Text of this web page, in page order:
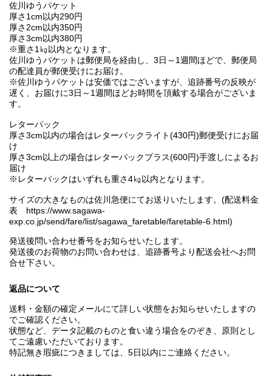
佐川ゆうパケット
厚さ1cm以内290円
厚さ2cm以内350円
厚さ3cm以内380円
※重さ1㎏以内となります。
佐川ゆうパケットは郵便局を経由し、3日～1週間ほどで、郵便局
の配達員が郵便受けにお届け。
※佐川ゆうパケットは安価ではございますが、追跡番号の反映が
遅く、お届けに3日～1週間ほどお時間を頂戴する場合がございま
す。
レターパック
厚さ3cm以内の場合はレターパックライト(430円)郵便受けにお届
け
厚さ3cm以上の場合はレターパックプラス(600円)手渡しによるお
届け
※レターパックはいずれも重さ4㎏以内となります。
サイズの大きなものは佐川急便にてお送りいたします。(配送料金
表 https://www.sagawa-
exp.co.jp/send/fare/list/sagawa_faretable/faretable-6.html)
発送後問い合わせ番号をお知らせいたします。
発送後のお荷物のお問い合わせは、追跡番号より配送会社へお問
合せ下さい。
返品について
送料・金額の確定メールにて詳しい状態をお知らせいたしますの
でご確認ください。
状態など、データ記載のものと食い違う場合をのぞき、原則とし
てご遠慮いただいております。
特記無き瑕疵につきましては、5日以内にご連絡ください。